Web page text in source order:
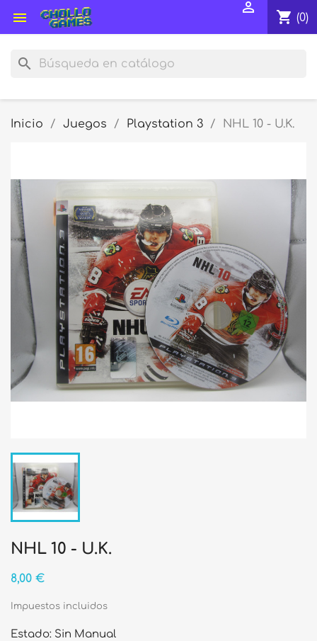
 shopping_cart (0)

search
Inicio Juegos Playstation 3 NHL 10 - U.K.
NHL 10 - U.K.
8,00 €
Impuestos incluidos
Estado: Sin Manual